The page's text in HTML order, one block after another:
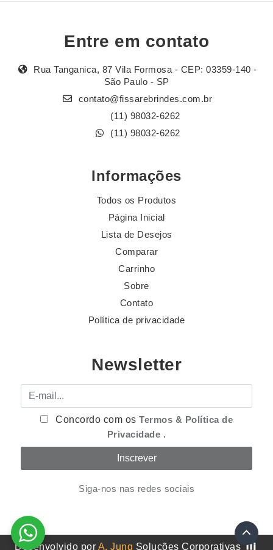
Entre em contato
Rua Tanganica, 87 Vila Formosa - CEP: 03359-140 -
São Paulo - SP
contato@fissarebrindes.com.br
(11) 98032-6262
(11) 98032-6262
Informações
Todos os Produtos
Página Inicial
Lista de Desejos
Comparar
Carrinho
Sobre
Contato
Política de privacidade
Newsletter
E-mail
Concordo com osTermos & Política de
Privacidade .
Siga-nos nas redes sociais
Desenvolvido por A. Jung Soluções Corporativas